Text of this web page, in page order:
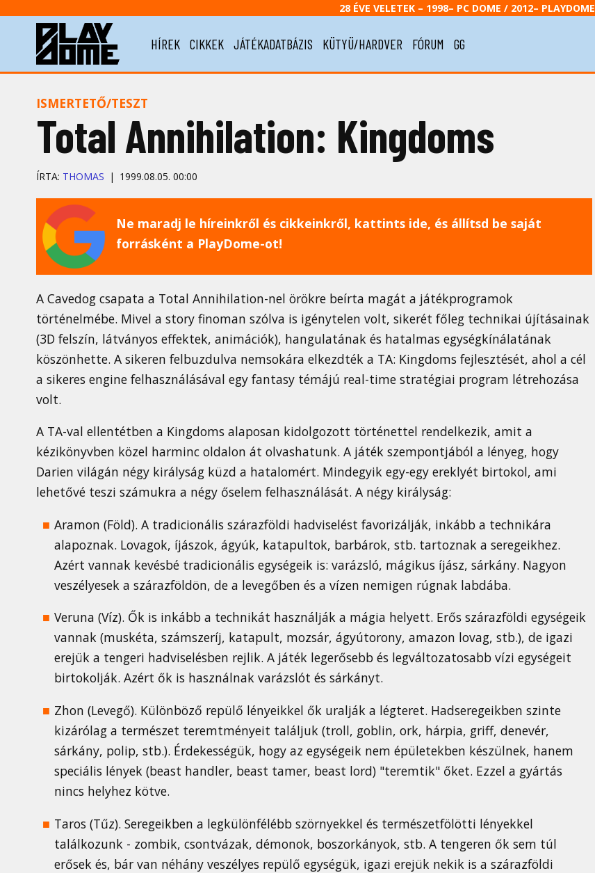
28 ÉVE VELETEK – 1998– PC DOME / 2012– PLAYDOME
HÍREK CIKKEK JÁTÉKADATBÁZIS KÜTYÜ/HARDVER FÓRUM GG
ISMERTETŐ/TESZT
Total Annihilation: Kingdoms
ÍRTA: THOMAS 1999.08.05. 00:00
Ne maradj le híreinkről és cikkeinkről, kattints ide, és állítsd be saját
forrásként a PlayDome-ot!
A Cavedog csapata a Total Annihilation-nel örökre beírta magát a játékprogramok
történelmébe. Mivel a story finoman szólva is igénytelen volt, sikerét főleg technikai újításainak
(3D felszín, látványos effektek, animációk), hangulatának és hatalmas egységkínálatának
köszönhette. A sikeren felbuzdulva nemsokára elkezdték a TA: Kingdoms fejlesztését, ahol a cél
a sikeres engine felhasználásával egy fantasy témájú real-time stratégiai program létrehozása
volt.
A TA-val ellentétben a Kingdoms alaposan kidolgozott történettel rendelkezik, amit a
kézikönyvben közel harminc oldalon át olvashatunk. A játék szempontjából a lényeg, hogy
Darien világán négy királyság küzd a hatalomért. Mindegyik egy-egy ereklyét birtokol, ami
lehetővé teszi számukra a négy őselem felhasználását. A négy királyság:
Aramon (Föld). A tradicionális szárazföldi hadviselést favorizálják, inkább a technikára
alapoznak. Lovagok, íjászok, ágyúk, katapultok, barbárok, stb. tartoznak a seregeikhez.
Azért vannak kevésbé tradicionális egységeik is: varázsló, mágikus íjász, sárkány. Nagyon
veszélyesek a szárazföldön, de a levegőben és a vízen nemigen rúgnak labdába.
Veruna (Víz). Ők is inkább a technikát használják a mágia helyett. Erős szárazföldi egységeik
vannak (muskéta, számszeríj, katapult, mozsár, ágyútorony, amazon lovag, stb.), de igazi
erejük a tengeri hadviselésben rejlik. A játék legerősebb és legváltozatosabb vízi egységeit
birtokolják. Azért ők is használnak varázslót és sárkányt.
Zhon (Levegő). Különböző repülő lényeikkel ők uralják a légteret. Hadseregeikben szinte
kizárólag a természet teremtményeit találjuk (troll, goblin, ork, hárpia, griff, denevér,
sárkány, polip, stb.). Érdekességük, hogy az egységeik nem épületekben készülnek, hanem
speciális lények (beast handler, beast tamer, beast lord) "teremtik" őket. Ezzel a gyártás
nincs helyhez kötve.
Taros (Tűz). Seregeikben a legkülönfélébb szörnyekkel és természetfölötti lényekkel
találkozunk - zombik, csontvázak, démonok, boszorkányok, stb. A tengeren ők sem túl
erősek és, bár van néhány veszélyes repülő egységük, igazi erejük nekik is a szárazföldi